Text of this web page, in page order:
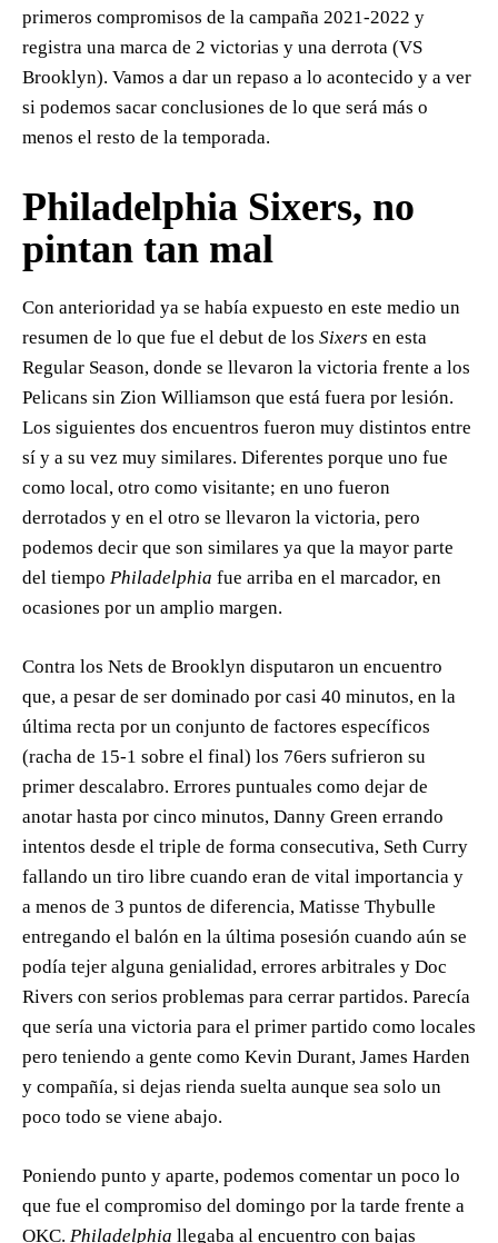
primeros compromisos de la campaña 2021-2022 y
registra una marca de 2 victorias y una derrota (VS
Brooklyn). Vamos a dar un repaso a lo acontecido y a ver
si podemos sacar conclusiones de lo que será más o
menos el resto de la temporada.
Philadelphia Sixers, no
pintan tan mal
Con anterioridad ya se había expuesto en este medio un
resumen de lo que fue el debut de los Sixers en esta
Regular Season, donde se llevaron la victoria frente a los
Pelicans sin Zion Williamson que está fuera por lesión.
Los siguientes dos encuentros fueron muy distintos entre
sí y a su vez muy similares. Diferentes porque uno fue
como local, otro como visitante; en uno fueron
derrotados y en el otro se llevaron la victoria, pero
podemos decir que son similares ya que la mayor parte
del tiempo Philadelphia fue arriba en el marcador, en
ocasiones por un amplio margen.
Contra los Nets de Brooklyn disputaron un encuentro
que, a pesar de ser dominado por casi 40 minutos, en la
última recta por un conjunto de factores específicos
(racha de 15-1 sobre el final) los 76ers sufrieron su
primer descalabro. Errores puntuales como dejar de
anotar hasta por cinco minutos, Danny Green errando
intentos desde el triple de forma consecutiva, Seth Curry
fallando un tiro libre cuando eran de vital importancia y
a menos de 3 puntos de diferencia, Matisse Thybulle
entregando el balón en la última posesión cuando aún se
podía tejer alguna genialidad, errores arbitrales y Doc
Rivers con serios problemas para cerrar partidos. Parecía
que sería una victoria para el primer partido como locales
pero teniendo a gente como Kevin Durant, James Harden
y compañía, si dejas rienda suelta aunque sea solo un
poco todo se viene abajo.
Poniendo punto y aparte, podemos comentar un poco lo
que fue el compromiso del domingo por la tarde frente a
OKC. Philadelphia llegaba al encuentro con bajas